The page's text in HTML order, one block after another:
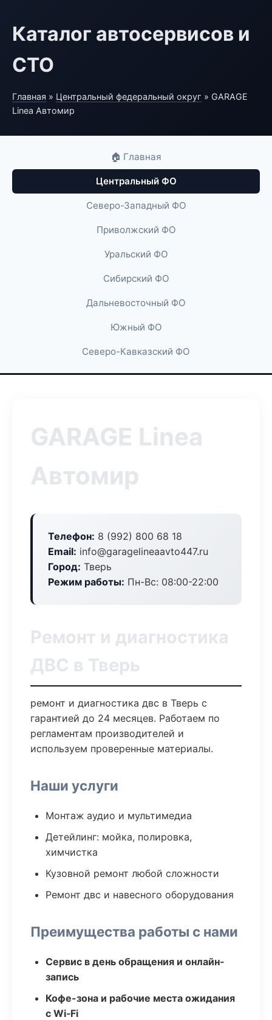
Каталог автосервисов и
СТО
Главная » Центральный федеральный округ » GARAGE
Linea Автомир
🏠 Главная
Центральный ФО
Северо-Западный ФО
Приволжский ФО
Уральский ФО
Сибирский ФО
Дальневосточный ФО
Южный ФО
Северо-Кавказский ФО
GARAGE Linea
Автомир
Телефон: 8 (992) 800 68 18
Email: info@garagelineaavto447.ru
Город: Тверь
Режим работы: Пн-Вс: 08:00-22:00
Ремонт и диагностика
ДВС в Тверь
ремонт и диагностика двс в Тверь с
гарантией до 24 месяцев. Работаем по
регламентам производителей и
используем проверенные материалы.
Наши услуги
Монтаж аудио и мультимедиа
Детейлинг: мойка, полировка,
химчистка
Кузовной ремонт любой сложности
Ремонт двс и навесного оборудования
Преимущества работы с нами
Сервис в день обращения и онлайн-
запись
Кофе-зона и рабочие места ожидания
с Wi‑Fi